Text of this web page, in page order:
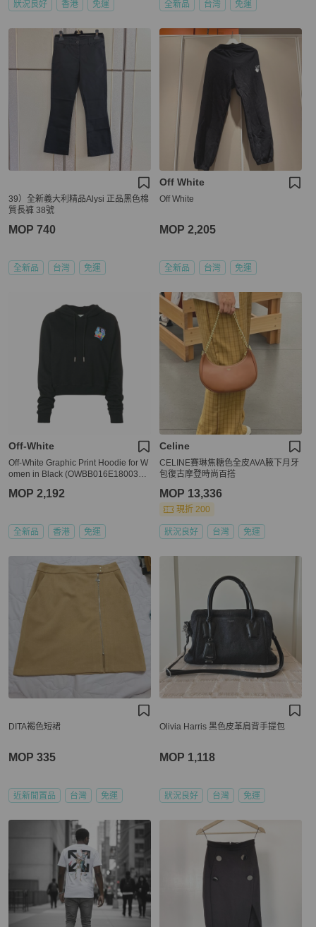
狀況良好 香港 免運 全新品 台灣 免運
39）全新義大利精品Alysi 正品黑色棉
質長褲 38號
MOP 740
全新品 台灣 免運
Off White
Off White
MOP 2,205
全新品 台灣 免運
Off-White
Off-White Graphic Print Hoodie for W
omen in Black (OWBB016E1800304
MOP 2,192
全新品 香港 免運
Celine
CELINE賽琳焦糖色全皮AVA腋下月牙
包復古摩登時尚百搭
MOP 13,336
現折 200
狀況良好 台灣 免運
DITA褐色短裙
MOP 335
近新閒置品 台灣 免運
Olivia Harris 黑色皮革肩背手提包
MOP 1,118
狀況良好 台灣 免運